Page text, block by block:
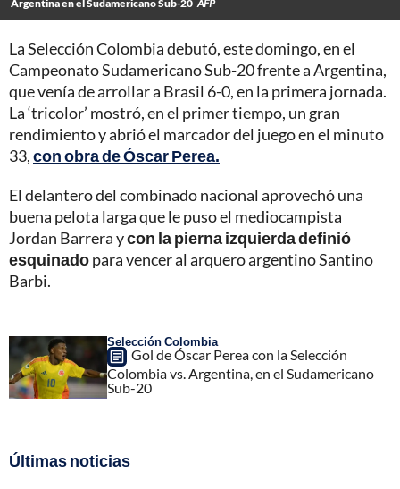
Argentina en el Sudamericano Sub-20 AFP
La Selección Colombia debutó, este domingo, en el
Campeonato Sudamericano Sub-20 frente a Argentina,
que venía de arrollar a Brasil 6-0, en la primera jornada.
La ‘tricolor’ mostró, en el primer tiempo, un gran
rendimiento y abrió el marcador del juego en el minuto
33,con obra de Óscar Perea.
El delantero del combinado nacional aprovechó una
buena pelota larga que le puso el mediocampista
Jordan Barrera ycon la pierna izquierda definió
esquinadopara vencer al arquero argentino Santino
Barbi.
Selección Colombia
Gol de Óscar Perea con la Selección
Colombia vs. Argentina, en el Sudamericano
Sub-20
Últimas noticias